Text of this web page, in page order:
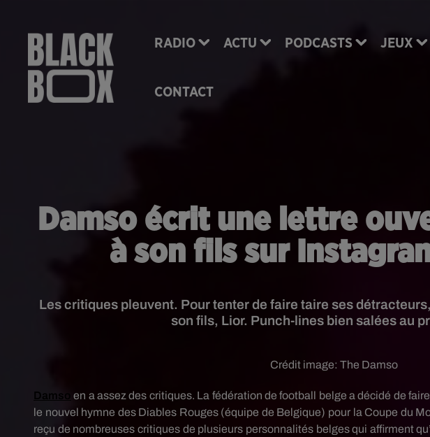
RADIO ACTU PODCASTS JEUX
CONTACT
Damso écrit une lettre
à son fils sur
Les critiques pleuvent. Pour tenter de faire taire ses
son fils, Lior. Punch-lines bien salées au
Crédit image:The Damso
Damso en a assez des critiques. La fédération de football belge a décidé de
le nouvel hymne des Diables Rouges (équipe de Belgique) pour la Coupe du
reçu de nombreuses critiques de plusieurs personnalités belges qui affirment